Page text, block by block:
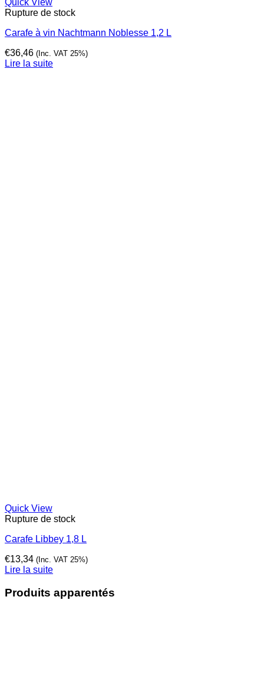
Rupture de stock
Carafe à vin Nachtmann Noblesse 1,2 L
€36,46 (Inc. VAT 25%)
Lire la suite
Quick View
Rupture de stock
Carafe Libbey 1,8 L
€13,34 (Inc. VAT 25%)
Lire la suite
Produits apparentés